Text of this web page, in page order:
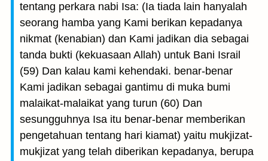
tentang perkara nabi Isa: (Ia tiada lain hanyalah
seorang hamba yang Kami berikan kepadanya
nikmat (kenabian) dan Kami jadikan dia sebagai
tanda bukti (kekuasaan Allah) untuk Bani Israil
(59) Dan kalau kami kehendaki. benar-benar
Kami jadikan sebagai gantimu di muka bumi
malaikat-malaikat yang turun (60) Dan
sesungguhnya Isa itu benar-benar memberikan
pengetahuan tentang hari kiamat) yaitu mukjizat-
mukjizat yang telah diberikan kepadanya, berupa